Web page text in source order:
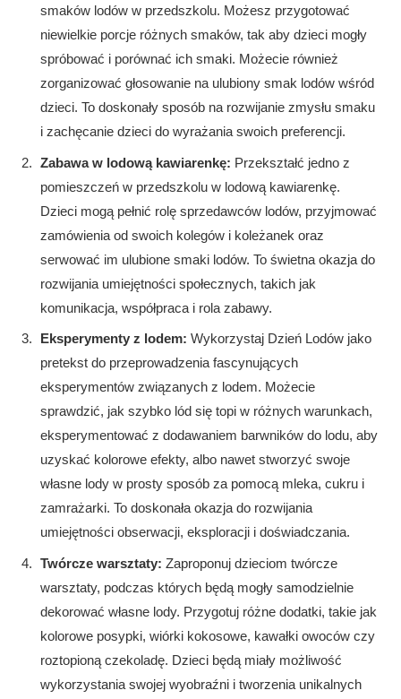
smaków lodów w przedszkolu. Możesz przygotować
niewielkie porcje różnych smaków, tak aby dzieci mogły
spróbować i porównać ich smaki. Możecie również
zorganizować głosowanie na ulubiony smak lodów wśród
dzieci. To doskonały sposób na rozwijanie zmysłu smaku
i zachęcanie dzieci do wyrażania swoich preferencji.
Zabawa w lodową kawiarenkę: Przekształć jedno z
pomieszczeń w przedszkolu w lodową kawiarenkę.
Dzieci mogą pełnić rolę sprzedawców lodów, przyjmować
zamówienia od swoich kolegów i koleżanek oraz
serwować im ulubione smaki lodów. To świetna okazja do
rozwijania umiejętności społecznych, takich jak
komunikacja, współpraca i rola zabawy.
Eksperymenty z lodem: Wykorzystaj Dzień Lodów jako
pretekst do przeprowadzenia fascynujących
eksperymentów związanych z lodem. Możecie
sprawdzić, jak szybko lód się topi w różnych warunkach,
eksperymentować z dodawaniem barwników do lodu, aby
uzyskać kolorowe efekty, albo nawet stworzyć swoje
własne lody w prosty sposób za pomocą mleka, cukru i
zamrażarki. To doskonała okazja do rozwijania
umiejętności obserwacji, eksploracji i doświadczania.
Twórcze warsztaty: Zaproponuj dzieciom twórcze
warsztaty, podczas których będą mogły samodzielnie
dekorować własne lody. Przygotuj różne dodatki, takie jak
kolorowe posypki, wiórki kokosowe, kawałki owoców czy
roztopioną czekoladę. Dzieci będą miały możliwość
wykorzystania swojej wyobraźni i tworzenia unikalnych